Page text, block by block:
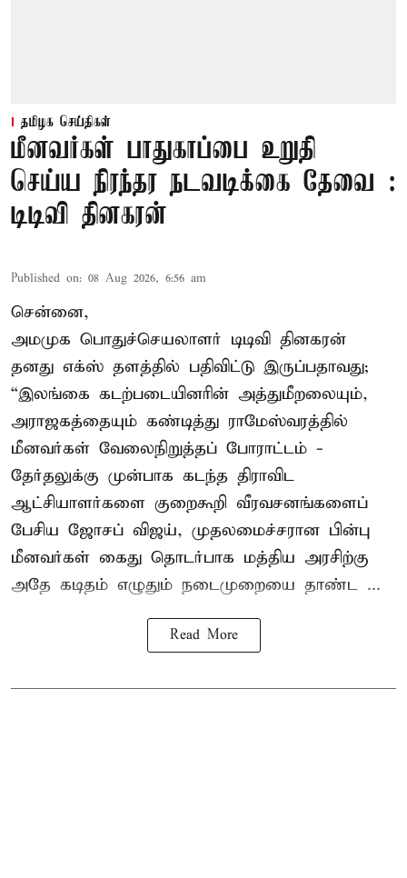
தமிழக செய்திகள்
மீனவர்கள் பாதுகாப்பை உறுதி
செய்ய நிரந்தர நடவடிக்கை தேவை :
டிடிவி தினகரன்
Published on: 08 Aug 2026, 6:56 am
சென்னை,
அமமுக பொதுச்செயலாளர் டிடிவி தினகரன்
தனது எக்ஸ் தளத்தில் பதிவிட்டு இருப்பதாவது;
“இலங்கை கடற்படையினரின் அத்துமீறலையும்,
அராஜகத்தையும் கண்டித்து ராமேஸ்வரத்தில்
மீனவர்கள் வேலைநிறுத்தப் போராட்டம் -
தேர்தலுக்கு முன்பாக கடந்த திராவிட
ஆட்சியாளர்களை குறைகூறி வீரவசனங்களைப்
பேசிய ஜோசப் விஜய், முதலமைச்சரான பின்பு
மீனவர்கள் கைது தொடர்பாக மத்திய அரசிற்கு
அதே கடிதம் எழுதும் நடைமுறையை தாண்ட ...
Read More